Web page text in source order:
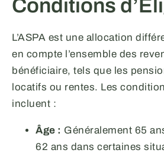
Conditions
L’ASPA est une allocation
en compte l’ensemble des
bénéficiaire, tels que les
locatifs ou rentes. Les
incluent :
Âge : Généralement 65
62 ans dans certaines